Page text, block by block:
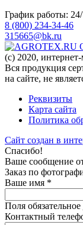
График работы:
8 (800) 234-34-46
315665@bk.ru
(c) 2020, интернет-
Вся продукция
на сайте, не
Реквизиты
Карта сайта
Политика
Сайт создан в
Спасибо!
Ваше сообщение
Заказ по
Ваше имя *
Поля
Контактный